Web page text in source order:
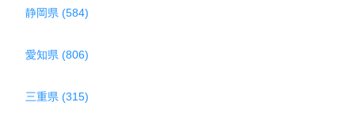
静岡県 (584)
愛知県 (806)
三重県 (315)